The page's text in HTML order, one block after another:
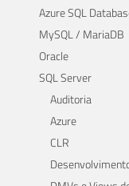
Azure SQL
MySQL / MariaDB
Oracle
SQL Server
Auditoria
Azure
CLR